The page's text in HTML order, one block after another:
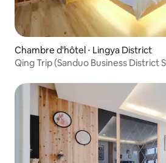
Chambre d'hôtel ⋅ Lingya District
Qing Trip (Sanduo Business District